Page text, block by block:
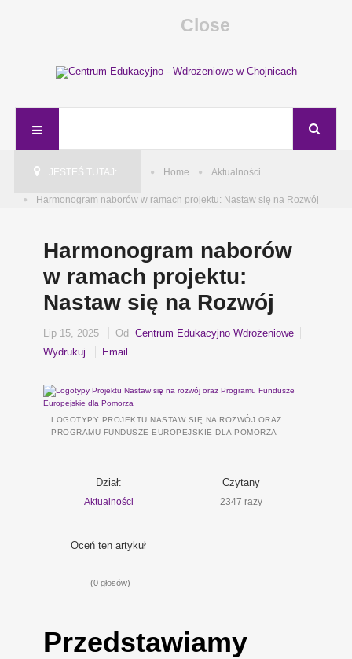
Close
JESTEŚ TUTAJ: Home Aktualności
Harmonogram naborów w ramach projektu: Nastaw się na Rozwój
Harmonogram naborów
w ramach projektu:
Nastaw się na Rozwój
Lip 15, 2025 OdCentrum Edukacyjno Wdrożeniowe
Wydrukuj
Email
LOGOTYPY PROJEKTU NASTAW SIĘ NA ROZWÓJ ORAZ
PROGRAMU FUNDUSZE EUROPEJSKIE DLA POMORZA
Dział:
Aktualności
Czytany
2347 razy
Oceń ten artykuł
(0 głosów)
Przedstawiamy